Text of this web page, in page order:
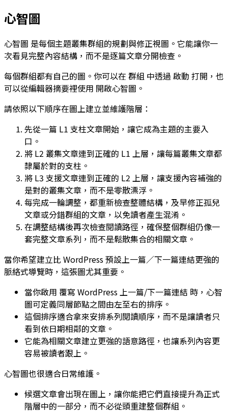
心智圖
心智圖 是每個主題叢集群組的規劃與修正視圖。它能讓你一
次看見完整內容結構，而不是逐篇文章分開檢查。
每個群組都有自己的圖。你可以在 群組 中透過 啟動 打開，也
可以從編輯器摘要裡使用 開啟心智圖 。
請依照以下順序在圖上建立並維護階層：
先從一篇 L1 支柱文章開始，讓它成為主題的主要入
口。
將 L2 叢集文章連到正確的 L1 上層，讓每篇叢集文章都
隸屬於對的支柱。
將 L3 支援文章連到正確的 L2 上層，讓支援內容補強的
是對的叢集文章，而不是零散漂浮。
每完成一輪調整，都重新檢查整體結構，及早修正孤兒
文章或分錯群組的文章，以免讀者產生混淆。
在調整結構後再次檢查閱讀路徑，確保整個群組仍像一
套完整文章系列，而不是鬆散集合的相關文章。
當你希望建立比 WordPress 預設上一篇／下一篇連結更強的
脈絡式導覽時，這張圖尤其重要。
當你啟用 覆寫 WordPress 上一篇/下一篇連結 時，心智
圖可定義同層節點之間由左至右的排序。
這個排序適合拿來安排系列閱讀順序，而不是讓讀者只
看到依日期相鄰的文章。
它能為相關文章建立更強的語意路徑，也讓系列內容更
容易被讀者跟上。
心智圖也很適合日常維護。
候選文章會出現在圖上，讓你能把它們直接提升為正式
階層中的一部分，而不必從頭重建整個群組。